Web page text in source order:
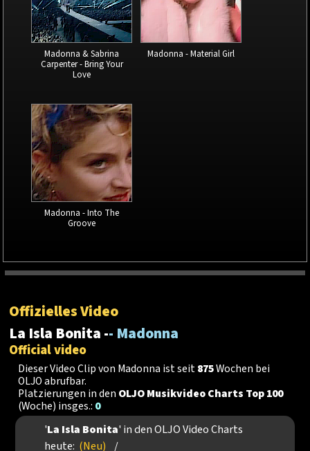
Madonna & Sabrina
Carpenter - Bring Your
Love
Madonna - Material Girl
Madonna - Into The
Groove
Offizielles Video
La Isla Bonita -- Madonna
Official video
Dieser Video Clip von Madonna ist seit875Wochen bei
OLJO abrufbar.
Platzierungen in den OLJO Musikvideo Charts Top 100
(Woche) insges.: 0
'La Isla Bonita' in den OLJO Video Charts
heute: (Neu) /